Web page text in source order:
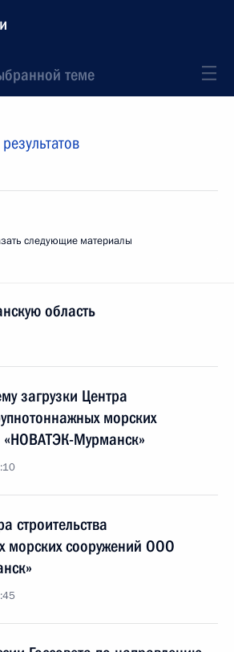
теме
следующие материалы
область
загрузки Центра
морских
Мурманск»
строительства
морских сооружений ООО